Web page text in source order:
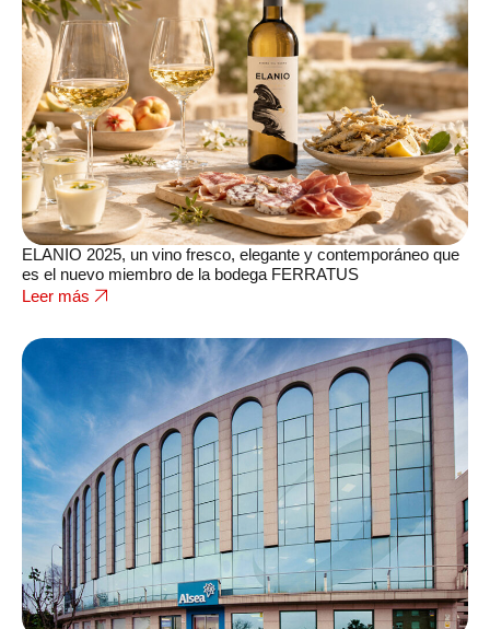
ELANIO 2025, un vino fresco, elegante y contemporáneo que
es el nuevo miembro de la bodega FERRATUS
Leer más